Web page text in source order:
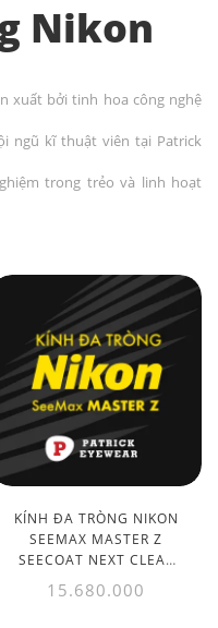
Nikon
xuất bởi tinh hoa công nghệ
ngũ kĩ thuật viên tại Patrick
trong trẻo và linh hoạt
KÍNH ĐA TRÒNG NIKON
SEEMAX MASTER Z
SEECOAT NEXT CLEAR
1.50
15.680.000